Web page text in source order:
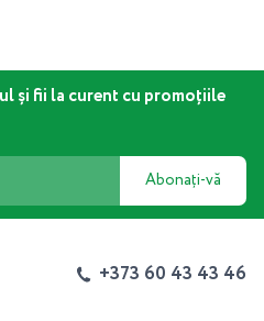
și fii la curent cu promoțiile
Abonați-vă
+373 60 43 43 46